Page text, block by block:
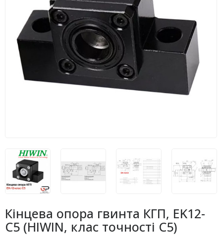
Кінцева опора гвинта КГП, EK12-
C5 (HIWIN, клас точності С5)